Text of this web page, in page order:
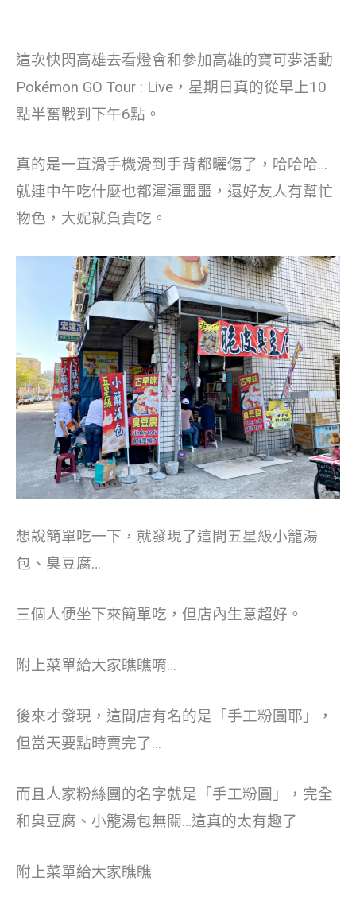
這次快閃高雄去看燈會和參加高雄的寶可夢活動
Pokémon GO Tour : Live，星期日真的從早上10
點半奮戰到下午6點。
真的是一直滑手機滑到手背都曬傷了，哈哈哈…
就連中午吃什麼也都渾渾噩噩，還好友人有幫忙
物色，大妮就負責吃。
想說簡單吃一下，就發現了這間五星級小籠湯
包、臭豆腐…
三個人便坐下來簡單吃，但店內生意超好。
附上菜單給大家瞧瞧唷…
後來才發現，這間店有名的是「手工粉圓耶」，
但當天要點時賣完了…
而且人家粉絲團的名字就是「手工粉圓」，完全
和臭豆腐、小籠湯包無關…這真的太有趣了
附上菜單給大家瞧瞧